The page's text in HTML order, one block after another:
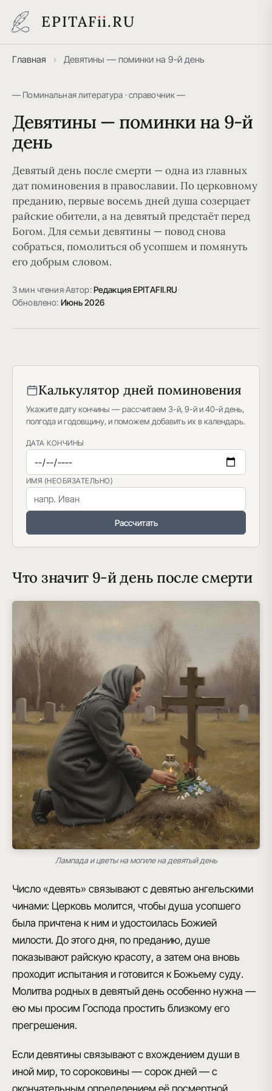
EPITAFii.RU
Главная › Девятины — поминки на 9-й день
— Поминальная литература · справочник —
Девятины — поминки на 9-й
день
Девятый день после смерти — одна из главных
дат поминовения в православии. По церковному
преданию, первые восемь дней душа созерцает
райские обители, а на девятый предстаёт перед
Богом. Для семьи девятины — повод снова
собраться, помолиться об усопшем и помянуть
его добрым словом.
3 мин чтения·Автор:Редакция EPITAFII.RU·
Обновлено: Июнь 2026
Калькулятор дней поминовения
Укажите дату кончины — рассчитаем 3-й, 9-й и 40-й день,
полгода и годовщину, и поможем добавить их в календарь.
ДАТА КОНЧИНЫ
ИМЯ (НЕОБЯЗАТЕЛЬНО)
Рассчитать
Что значит 9-й день после смерти
Лампада и цветы на могиле на девятый день
Число «девять» связывают с девятью ангельскими
чинами: Церковь молится, чтобы душа усопшего
была причтена к ним и удостоилась Божией
милости. До этого дня, по преданию, душе
показывают райскую красоту, а затем она вновь
проходит испытания и готовится к Божьему суду.
Молитва родных в девятый день особенно нужна —
ею мы просим Господа простить близкому его
прегрешения.
Если девятины связывают с вхождением души в
иной мир, то сороковины — сорок дней — с